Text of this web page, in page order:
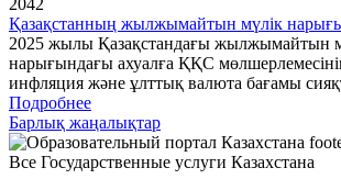
2042
Қазақстанның жылжымайтын мүлік
2025 жылы Қазақстандағы жылжымайтын
нарығындағы ахуалға ҚҚС
инфляция және ұлттық валюта бағамы
Подробнее
Барлық жаңалықтар
Все Государственные услуги Казахстана